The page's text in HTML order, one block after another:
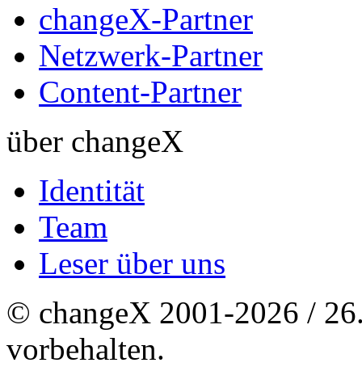
changeX-Partner
Netzwerk-Partner
Content-Partner
über changeX
Identität
Team
Leser über uns
© changeX 2001-2026 /
vorbehalten.